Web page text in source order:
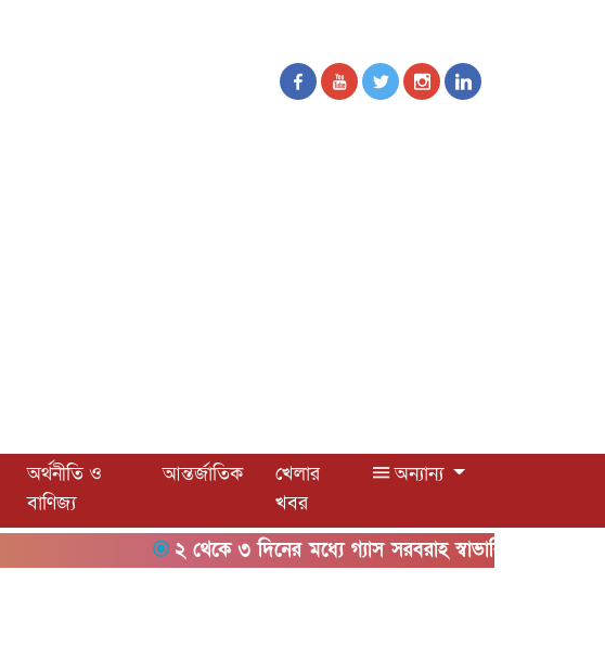
অর্থনীতি ও
বাণিজ্য
আন্তর্জাতিক
খেলার
খবর
অন্যান্য
২ থেকে ৩ দিনের মধ্যে গ্যাস সরবরাহ স্বাভাবিক হবে: জ্বালানিমন্ত্রী